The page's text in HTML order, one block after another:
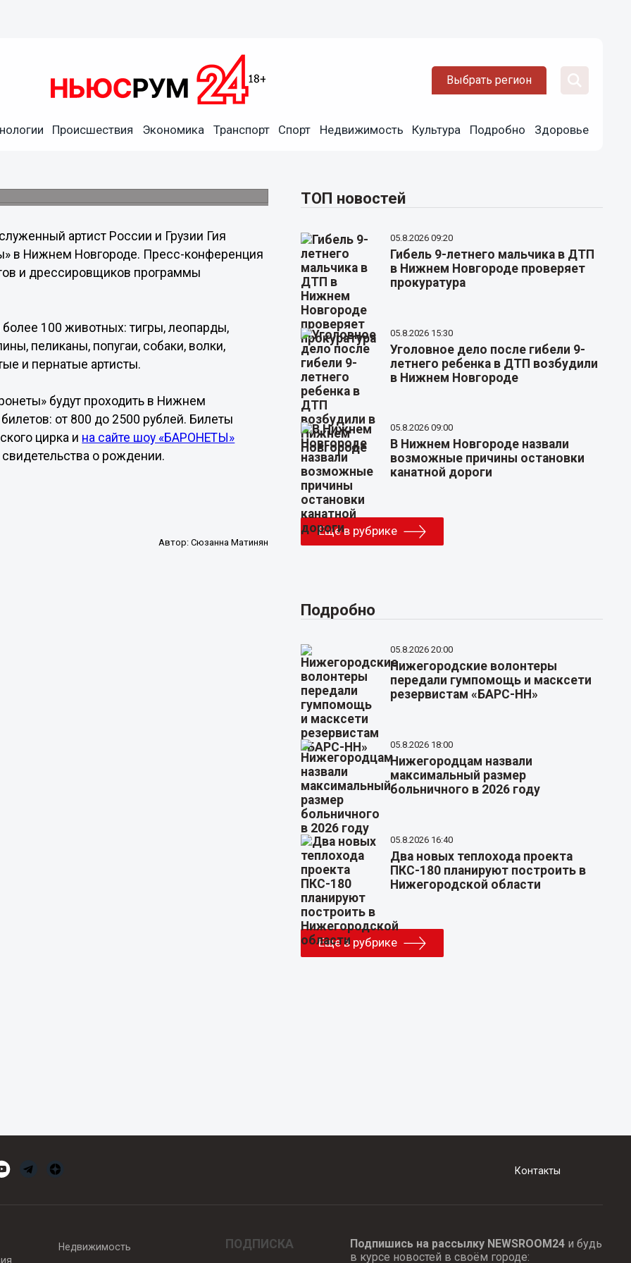
Выбрать регион
Происшествия Экономика Транспорт Спорт Недвижимость Культура Подробно Здоровье
артист России и Грузии Гия
в Нижнем Новгороде. Пресс-конференция
и дрессировщиков программы
100 животных: тигры, леопарды,
пеликаны, попугаи, собаки, волки,
и пернатые артисты.
будут проходить в Нижнем
от 800 до 2500 рублей. Билеты
цирка и на сайте шоу «БАРОНЕТЫ»
о рождении.
Автор: Сюзанна Матинян
ТОП новостей
05.8.2026 09:20
Гибель 9-летнего мальчика в ДТП
в Нижнем Новгороде проверяет
прокуратура
05.8.2026 15:30
Уголовное дело после гибели 9-
летнего ребенка в ДТП возбудили
в Нижнем Новгороде
05.8.2026 09:00
В Нижнем Новгороде назвали
возможные причины остановки
канатной дороги
Еще в рубрике
Подробно
05.8.2026 20:00
Нижегородские волонтеры
передали гумпомощь и масксети
резервистам «БАРС-НН»
05.8.2026 18:00
Нижегородцам назвали
максимальный размер
больничного в 2026 году
05.8.2026 16:40
Два новых теплохода проекта
ПКС-180 планируют построить в
Нижегородской области
Еще в рубрике
Контакты
Недвижимость ПОДПИСКА Подпишись на рассылку NEWSROOM24и будь
в курсе новостей в своём городе: